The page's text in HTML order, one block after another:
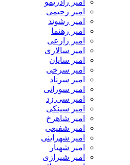
امیر رحیمی
امیر رشوند
امیر رهنما
امیر زارعی
امیر سالاری
امیر سایان
امیر سرخی
امیر سرناد
امیر سورانی
امیر سی زد
امیر سینکی
امیر شاهرخ
امیر شفیعی
امیر شهراینی
امیر شهیار
امیر شیرازی